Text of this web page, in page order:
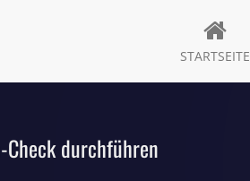
STARTSEITE
Check durchführen